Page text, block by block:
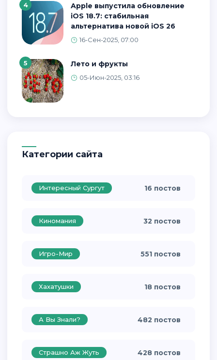
4
Apple выпустила обновление
iOS 18.7: стабильная
альтернатива новой iOS 26
16-Сен-2025, 07:00
5 Лето и фрукты
05-Июн-2025, 03:16
Категории сайта
Интересный Сургут 16 постов
Киномания 32 постов
Игро-Мир 551 постов
Хахатушки 18 постов
А Вы Знали? 482 постов
Страшно Аж Жуть 428 постов